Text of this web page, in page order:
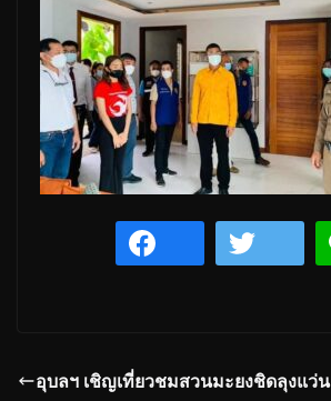
อุบลฯ เชิญเที่ยวชมสวนมะยงชิดลุงแว่น